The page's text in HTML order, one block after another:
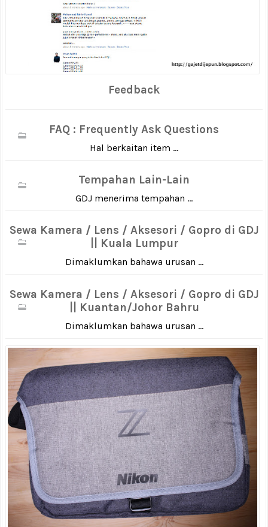
Feedback
FAQ : Frequently Ask Questions
Hal berkaitan item ...
Tempahan Lain-Lain
GDJ menerima tempahan ...
Sewa Kamera / Lens / Aksesori / Gopro di GDJ
|| Kuala Lumpur
Dimaklumkan bahawa urusan ...
Sewa Kamera / Lens / Aksesori / Gopro di GDJ
|| Kuantan/Johor Bahru
Dimaklumkan bahawa urusan ...